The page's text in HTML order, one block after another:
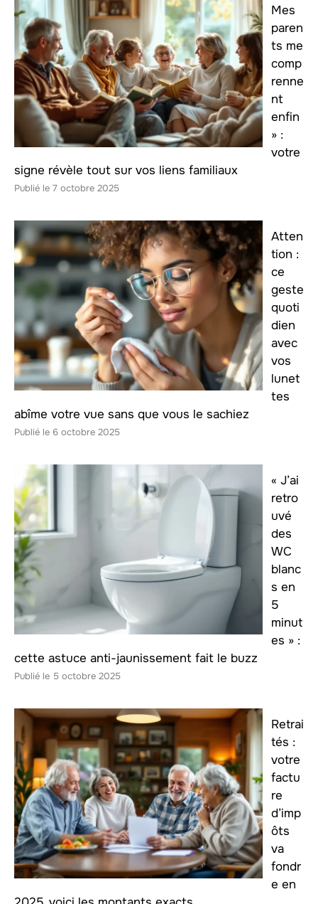
Mes
paren
ts me
comp
renne
nt
enfin
» :
votre
signe révèle tout sur vos liens familiaux
7 octobre 2025
Atten
tion :
ce
geste
quoti
dien
avec
vos
lunet
tes
abîme votre vue sans que vous le sachiez
6 octobre 2025
« J’ai
retro
uvé
des
WC
blanc
s en
5
minut
es » :
cette astuce anti-jaunissement fait le buzz
5 octobre 2025
Retrai
tés :
votre
factu
re
d’imp
ôts
va
fondr
e en